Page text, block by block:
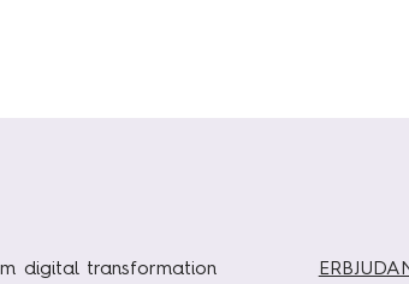
digital transformation